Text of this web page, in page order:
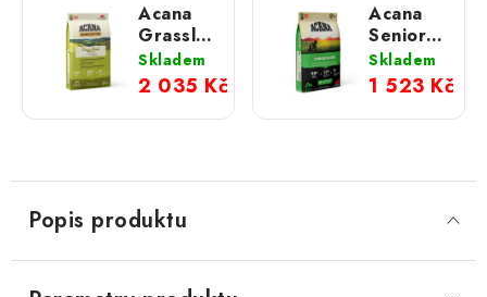
Acana
Grasslands;
11,4 kg
Skladem
2 035 Kč
Acana
Senior;
11,4 kg
Skladem
1 523 Kč
Popis produktu